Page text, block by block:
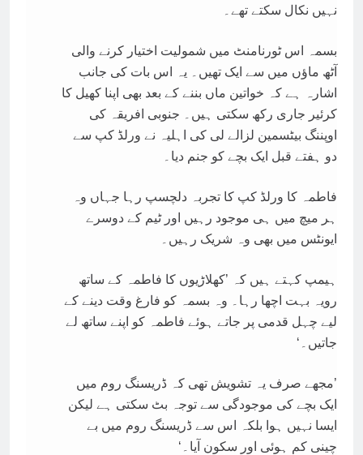
نہیں نکال سکتے تھے۔
بسمہ اس ٹورنامنٹ میں شمولیت اختیار کرنے والی
آٹھ ماؤں میں سے ایک تھیں۔ یہ اس بات کی جانب
اشارہ ہے کہ خواتین ماں بننے کے بعد بھی اپنا کھیل کا
کرئیر جاری رکھ سکتی ہیں۔ جنوبی افریقہ کی
اوپننگ بیٹسمین لزالے لی کی اہلیہ نے ورلڈ کپ سے
دو ہفتے قبل ایک بچے کو جنم دیا۔
فاطمہ کا ورلڈ کپ کا تجربہ دلچسپ رہا جہاں وہ
ہر میچ میں ہی موجود رہیں اور ٹیم کے دوسرے
ایونٹس میں بھی وہ شریک رہیں۔
ہیمپ کہتے ہیں کہ ’کھلاڑیوں کا فاطمہ کے ساتھ
رویہ بہت اچھا رہا۔ وہ بسمہ کو فارغ وقت دینے کے
لیے چہل قدمی پر جاتے ہوئے فاطمہ کو اپنے ساتھ لے
جاتیں۔‘
’مجھے صرف یہ تشویش تھی کہ ڈریسنگ روم میں
ایک بچے کی موجودگی سے توجہ بٹ سکتی ہے لیکن
ایسا نہیں ہوا بلکہ اس سے ڈریسنگ روم میں بے
چینی کم ہوئی اور سکون آیا۔‘